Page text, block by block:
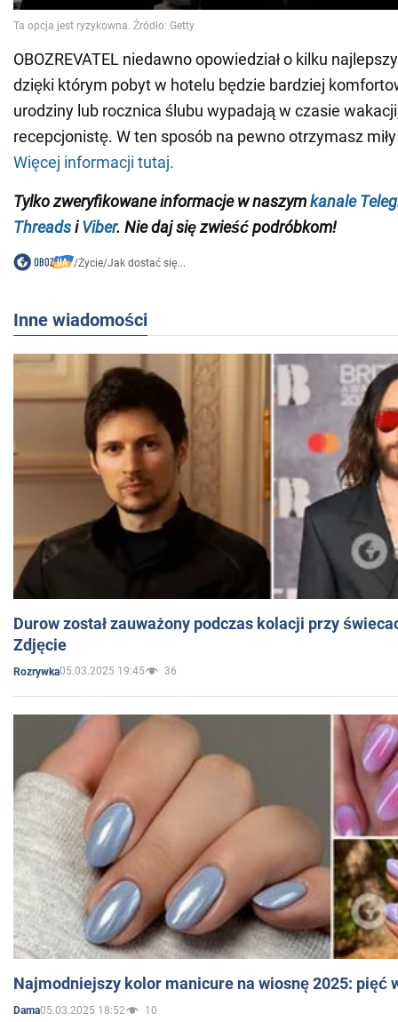
OBOZREVATEL niedawno opowiedział o kilku
dzięki którym pobyt w hotelu będzie bardziej
urodziny lub rocznica ślubu wypadają w czasie
recepcjonistę. W ten sposób na pewno otrzymasz
Więcej informacji tutaj.
Tylko zweryfikowane informacje w naszymkanale
ThreadsiViber. Nie daj się zwieść podróbkom!
/Życie/Jak dostać się...
Inne wiadomości
Durow został zauważony podczas kolacji przy
Zdjęcie
Rozrywka05.03.2025 19:45 36
Najmodniejszy kolor manicure na wiosnę 2025: pięć
Dama05.03.2025 18:52 10